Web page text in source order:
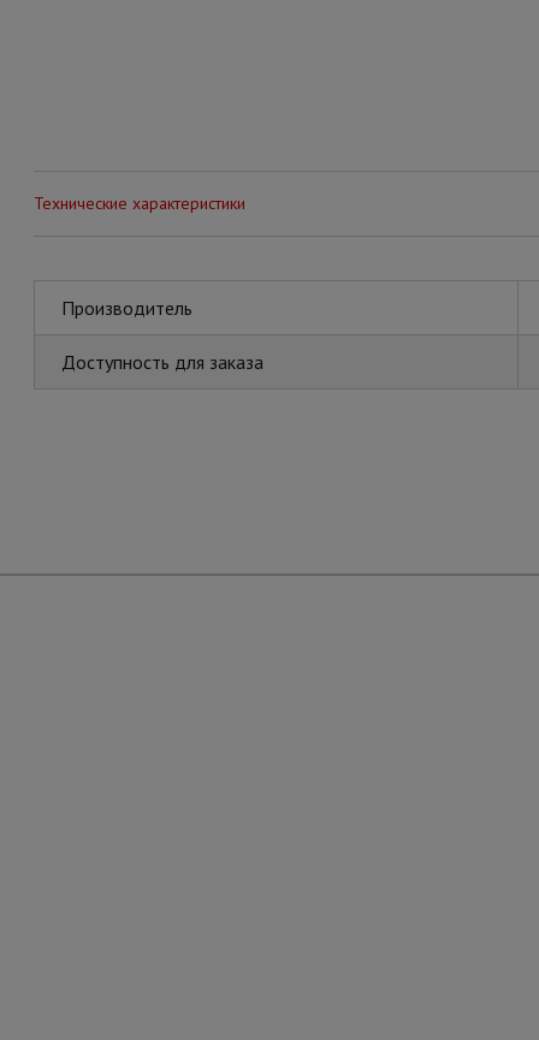
Технические характеристики
Производитель
Доступность для заказа